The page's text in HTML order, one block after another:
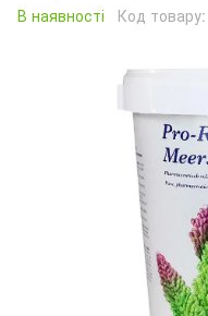
В наявності Код товару: